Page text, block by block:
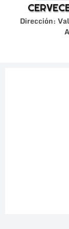
Dirección: